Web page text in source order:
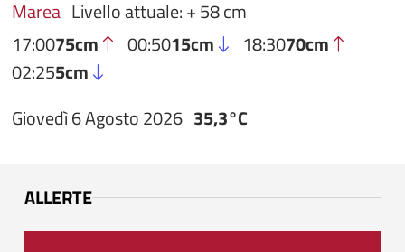
Marea Livello attuale: + 58 cm
17:0075cm 00:5015cm 18:3070cm
02:255cm
Giovedì 6 Agosto 2026 35,3°C
ALLERTE